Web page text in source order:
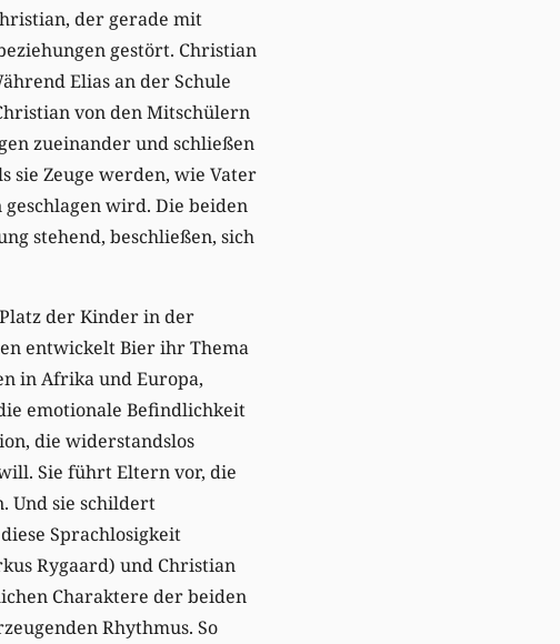
der gerade mit
gestört. Christian
Elias an der Schule
von den Mitschülern
zueinander und schließen
sie Zeuge werden, wie Vater
wird. Die beiden
stehend, beschließen, sich
der Kinder in der
entwickelt Bier ihr Thema
in Afrika und Europa,
emotionale Befindlichkeit
die widerstandslos
Sie führt Eltern vor, die
Und sie schildert
Sprachlosigkeit
Rygaard) und Christian
Charaktere der beiden
Rhythmus. So